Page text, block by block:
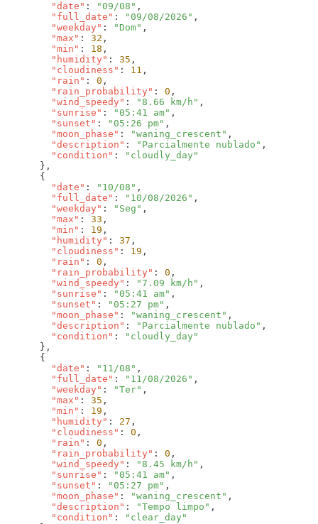
        "date"
: "09/08"
        "full_date"
: "09/08/2026"
        "weekday"
: "Dom"
        "max"
: 32
        "min"
: 18
        "humidity"
: 35
        "cloudiness"
: 11
        "rain"
: 0
        "rain_probability"
: 0
        "wind_speedy"
: "8.66 km/h"
        "sunrise"
: "05:41 am"
        "sunset"
: "05:26 pm"
        "moon_phase"
: "waning_crescent"
        "description"
: "Parcialmente nublado"
        "condition"
:
        "date"
: "10/08"
        "full_date"
: "10/08/2026"
        "weekday"
: "Seg"
        "max"
: 33
        "min"
: 19
        "humidity"
: 37
        "cloudiness"
: 19
        "rain"
: 0
        "rain_probability"
: 0
        "wind_speedy"
: "7.09 km/h"
        "sunrise"
: "05:41 am"
        "sunset"
: "05:27 pm"
        "moon_phase"
: "waning_crescent"
        "description"
: "Parcialmente nublado"
        "condition"
:
        "date"
: "11/08"
        "full_date"
: "11/08/2026"
        "weekday"
: "Ter"
        "max"
: 35
        "min"
: 19
        "humidity"
: 27
        "cloudiness"
: 0
        "rain"
: 0
        "rain_probability"
: 0
        "wind_speedy"
: "8.45 km/h"
        "sunrise"
: "05:41 am"
        "sunset"
: "05:27 pm"
        "moon_phase"
: "waning_crescent"
        "description"
: "Tempo limpo"
        "condition"
: